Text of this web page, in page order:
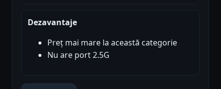
Dezavantaje
Preț mai mare la această categorie
Nu are port 2.5G